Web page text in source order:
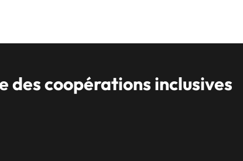
des coopérations inclusives